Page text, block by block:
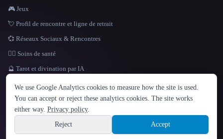
LANGUE
English español Français Русский 简体中文
Hindi
Sign up
🎮 Jeux
💘 Profil de rencontre et ligne de retrait
💞 Réseaux Sociaux & Rencontres
👩‍⚕️ Soins de santé
🔮 Tarot et divination par IA
Site information
© 2026 That AI Collection. Tous droits réservés.
politique de confidentialité
Built with Metatron ★
build de3d624c
We use Google Analytics cookies to measure how the site is used.
You can accept or reject these analytics cookies. The site works
either way. Privacy policy.
Reject
Accept